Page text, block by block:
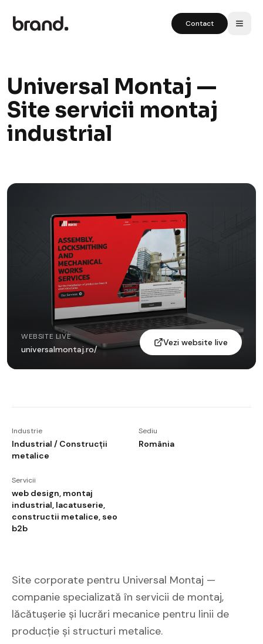
Contact
Universal Montaj —
Site servicii montaj
industrial
WEBSITE LIVE
universalmontaj.ro/
Vezi website live
Industrie
Industrial / Construcții
metalice
Sediu
România
Servicii
web design, montaj
industrial, lacatuserie,
constructii metalice, seo
b2b
Site corporate pentru Universal Montaj —
companie specializată în servicii de montaj,
lăcătușerie și lucrări mecanice pentru linii de
producție și structuri metalice.